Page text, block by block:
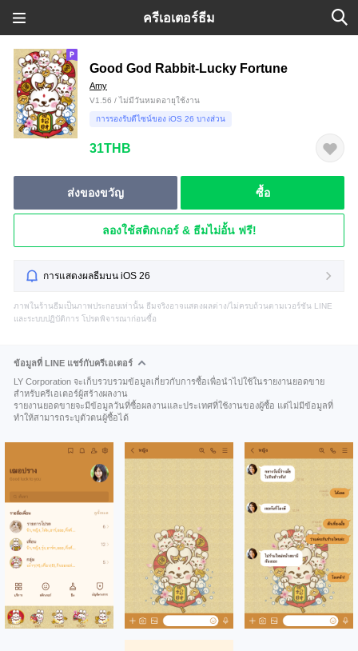
ครีเอเตอร์ธีม
Good God Rabbit-Lucky Fortune
Amy
V1.56 / ไม่มีวันหมดอายุใช้งาน
การรองรับดีไซน์ของ iOS 26 บางส่วน
31THB
ส่งของขวัญ ซื้อ
ลองใช้สติกเกอร์ & ธีมไม่อั้น ฟรี!
การแสดงผลธีมบน iOS 26
ภาพในร้านธีมเป็นภาพประกอบเท่านั้น ธีมจริงอาจแสดงผลต่าง/ไม่ครบถ้วนตามเวอร์ชัน LINE
และระบบปฏิบัติการ โปรดพิจารณาก่อนซื้อ
ข้อมูลที่ LINE แชร์กับครีเอเตอร์
LY Corporation จะเก็บรวบรวมข้อมูลเกี่ยวกับการซื้อเพื่อนำไปใช้ในรายงานยอดขาย
สำหรับครีเอเตอร์ผู้สร้างผลงาน
รายงานยอดขายจะมีข้อมูลวันที่ซื้อผลงานและประเทศที่ใช้งานของผู้ซื้อ แต่ไม่มีข้อมูลที่
ทำให้สามารถระบุตัวตนผู้ซื้อได้